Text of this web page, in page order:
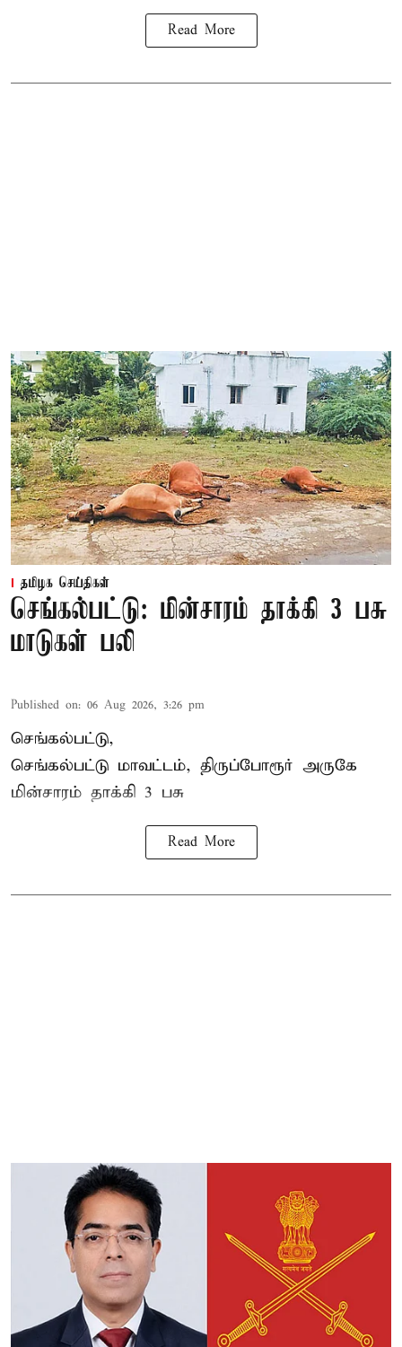
Read More
தமிழக செய்திகள்
செங்கல்பட்டு: மின்சாரம் தாக்கி 3 பசு
மாடுகள் பலி
Published on: 06 Aug 2026, 3:26 pm
செங்கல்பட்டு,
செங்கல்பட்டு மாவட்டம், திருப்போரூர் அருகே
மின்சாரம் தாக்கி 3 பசு
Read More